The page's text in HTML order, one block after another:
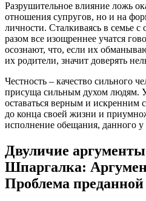
Разрушительное влияние ложь
отношения супругов, но и на
личности. Сталкиваясь в семье
разом все изощреннее учатся
осознают, что, если их
их родители, значит доверять
Честность – качество сильного
присуща сильным духом людям.
оставаться верным и искренним
до конца своей жизни и
исполнение обещания, данного у
Двуличие
Шпаргалка:
Проблема